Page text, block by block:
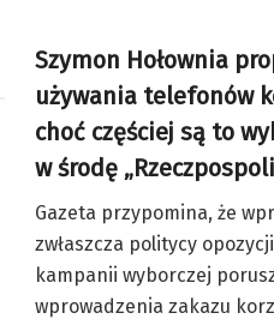
Szymon Hołownia
używania telefonów
choć częściej są to
w środę
Gazeta przypomina, że
zwłaszcza politycy
kampanii wyborczej
wprowadzenia zakazu